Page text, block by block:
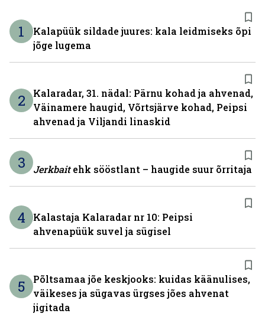
1
Kalapüük sildade juures: kala leidmiseks õpi
jõge lugema
2
Kalaradar, 31. nädal: Pärnu kohad ja ahvenad,
Väinamere haugid, Võrtsjärve kohad, Peipsi
ahvenad ja Viljandi linaskid
3 Jerkbaitehk sööstlant – haugide suur õrritaja
4
Kalastaja Kalaradar nr 10: Peipsi
ahvenapüük suvel ja sügisel
5
Põltsamaa jõe keskjooks: kuidas käänulises,
väikeses ja sügavas ürgses jões ahvenat
jigitada